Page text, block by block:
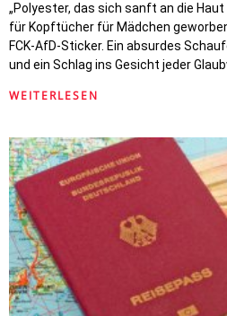
„Polyester, das sich sanft an die
für Kopftücher für Mädchen
FCK-AfD-Sticker. Ein absurdes
und ein Schlag ins Gesicht jeder
WEITERLESEN